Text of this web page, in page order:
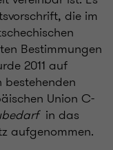
die im
Bestimmungen
2011 auf
Union C-
in das
aufgenommen.